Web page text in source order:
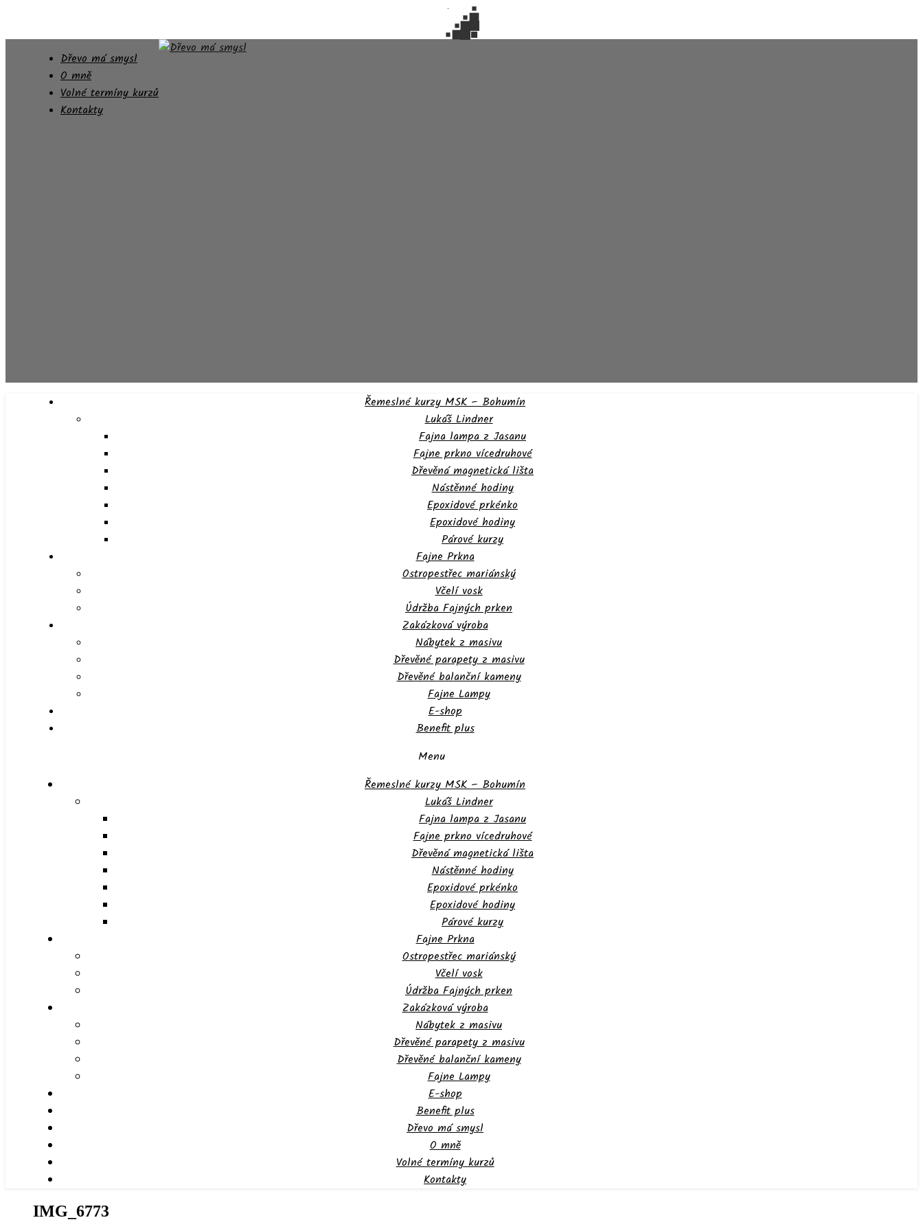
Dřevo má smysl
O mně
Volné termíny kurzů
Kontakty
Řemeslné kurzy MSK – Bohumín
Lukáš Lindner
Fajna lampa z Jasanu
Fajne prkno vícedruhové
Dřevěná magnetická lišta
Nástěnné hodiny
Epoxidové prkénko
Epoxidové hodiny
Párové kurzy
Fajne Prkna
Ostropestřec mariánský
Včelí vosk
Údržba Fajných prken
Zakázková výroba
Nábytek z masivu
Dřevěné parapety z masivu
Dřevěné balanční kameny
Fajne Lampy
E-shop
Benefit plus
Menu
Řemeslné kurzy MSK – Bohumín
Lukáš Lindner
Fajna lampa z Jasanu
Fajne prkno vícedruhové
Dřevěná magnetická lišta
Nástěnné hodiny
Epoxidové prkénko
Epoxidové hodiny
Párové kurzy
Fajne Prkna
Ostropestřec mariánský
Včelí vosk
Údržba Fajných prken
Zakázková výroba
Nábytek z masivu
Dřevěné parapety z masivu
Dřevěné balanční kameny
Fajne Lampy
E-shop
Benefit plus
Dřevo má smysl
O mně
Volné termíny kurzů
Kontakty
IMG_6773